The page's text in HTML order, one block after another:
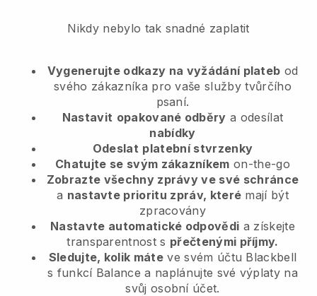
Nikdy nebylo tak snadné zaplatit
Vygenerujte odkazy na vyžádání plateb od
svého zákazníka pro vaše služby tvůrčího
psaní.
Nastavit opakované odběry a odesílat
nabídky
Odeslat platební stvrzenky
Chatujte se svým zákazníkem on-the-go
Zobrazte všechny zprávy ve své schránce
a nastavte prioritu zpráv, které mají být
zpracovány
Nastavte automatické odpovědi a získejte
transparentnost s přečtenými příjmy.
Sledujte, kolik máte ve svém účtu Blackbell
s funkcí Balance a naplánujte své výplaty na
svůj osobní účet.